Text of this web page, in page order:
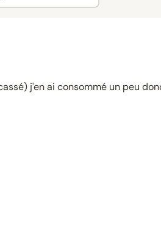
j'en ai consommé un peu